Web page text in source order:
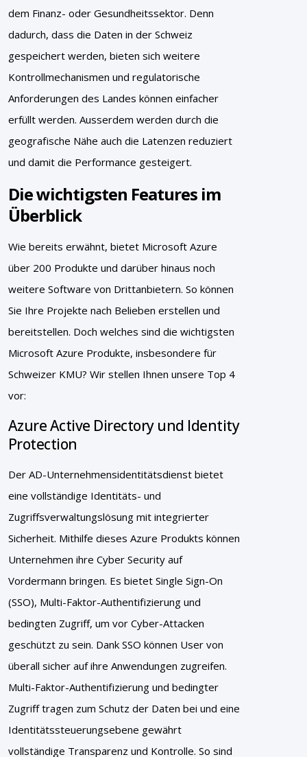
dem Finanz- oder Gesundheitssektor. Denn
dadurch, dass die Daten in der Schweiz
gespeichert werden, bieten sich weitere
Kontrollmechanismen und regulatorische
Anforderungen des Landes können einfacher
erfüllt werden. Ausserdem werden durch die
geografische Nähe auch die Latenzen reduziert
und damit die Performance gesteigert.
Die wichtigsten Features im
Überblick
Wie bereits erwähnt, bietet Microsoft Azure
über 200 Produkte und darüber hinaus noch
weitere Software von Drittanbietern. So können
Sie Ihre Projekte nach Belieben erstellen und
bereitstellen. Doch welches sind die wichtigsten
Microsoft Azure Produkte, insbesondere für
Schweizer KMU? Wir stellen Ihnen unsere Top 4
vor:
Azure Active Directory und Identity
Protection
Der AD-Unternehmensidentitätsdienst bietet
eine vollständige Identitäts- und
Zugriffsverwaltungslösung mit integrierter
Sicherheit. Mithilfe dieses Azure Produkts können
Unternehmen ihre Cyber Security auf
Vordermann bringen. Es bietet Single Sign-On
(SSO), Multi-Faktor-Authentifizierung und
bedingten Zugriff, um vor Cyber-Attacken
geschützt zu sein. Dank SSO können User von
überall sicher auf ihre Anwendungen zugreifen.
Multi-Faktor-Authentifizierung und bedingter
Zugriff tragen zum Schutz der Daten bei und eine
Identitätssteuerungsebene gewährt
vollständige Transparenz und Kontrolle. So sind